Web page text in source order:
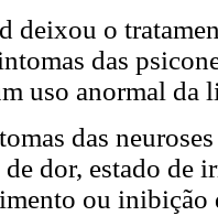
deixou o
das
uso anormal da
das
de dor, estado de
ou inibição